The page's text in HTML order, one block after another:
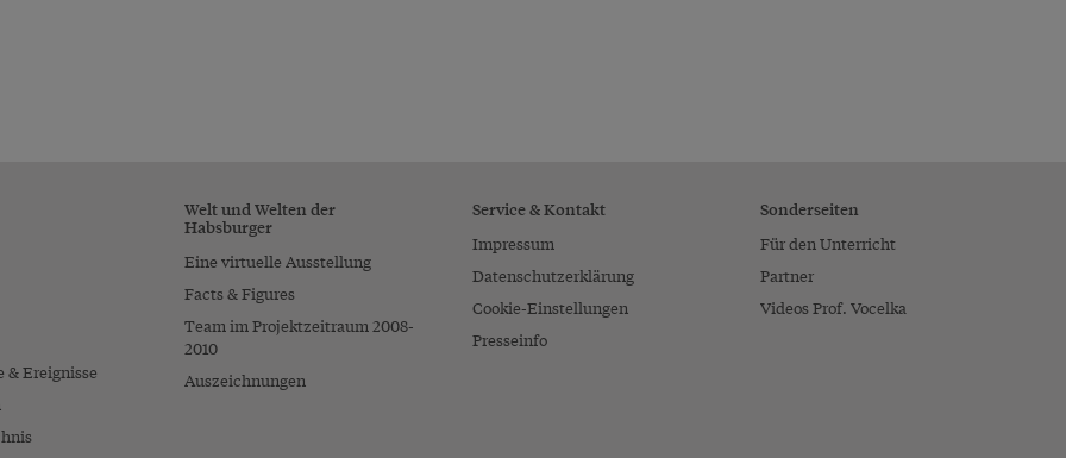
& Ereignisse
Welt und Welten der
Habsburger
Eine virtuelle Ausstellung
Facts & Figures
Team im Projektzeitraum 2008-
2010
Auszeichnungen
Service & Kontakt
Impressum
Datenschutzerklärung
Cookie-Einstellungen
Presseinfo
Sonderseiten
Für den Unterricht
Partner
Videos Prof. Vocelka